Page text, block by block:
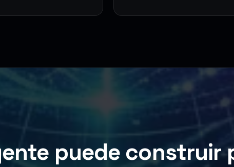
puede construir